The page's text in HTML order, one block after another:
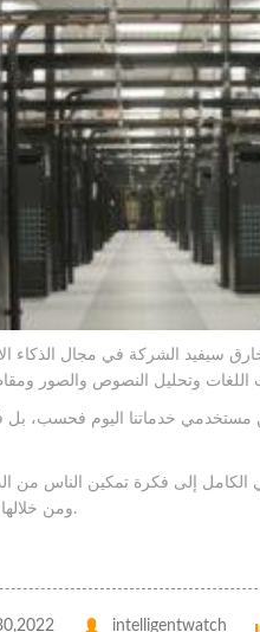
سيفيد الشركة في مجال الذكاء
خدماتنا اليوم فحسب، بل في
إلى فكرة تمكين الناس من
ومن خلالها يعملون ويلهون ويمارسون أنشطة اجتماعية.
intelligentwatch